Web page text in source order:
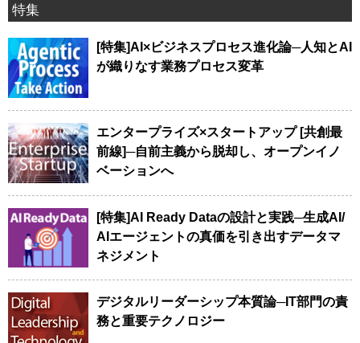
特集
[特集]AI×ビジネスプロセス進化論─人知とAI
が織りなす業務プロセス変革
エンタープライズ×スタートアップ [共創最
前線]─自前主義から脱却し、オープンイノ
ベーションへ
[特集]AI Ready Dataの設計と実践─生成AI/
AIエージェントの真価を引き出すデータマ
ネジメント
デジタルリーダーシップ本質論─IT部門の責
務と重要テクノロジー